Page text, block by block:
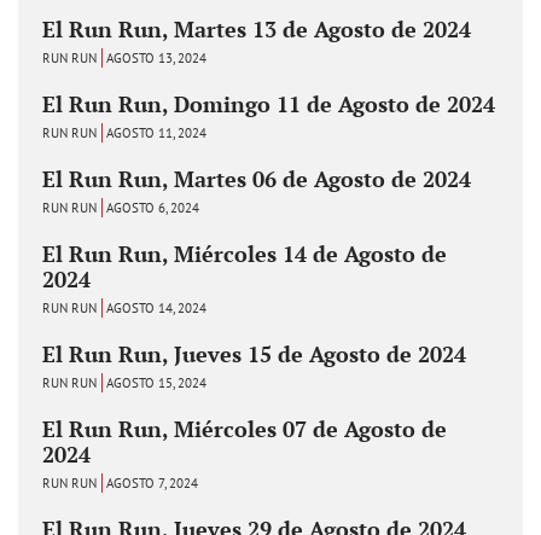
El Run Run, Martes 13 de Agosto de 2024
RUN RUN AGOSTO 13, 2024
El Run Run, Domingo 11 de Agosto de 2024
RUN RUN AGOSTO 11, 2024
El Run Run, Martes 06 de Agosto de 2024
RUN RUN AGOSTO 6, 2024
El Run Run, Miércoles 14 de Agosto de
2024
RUN RUN AGOSTO 14, 2024
El Run Run, Jueves 15 de Agosto de 2024
RUN RUN AGOSTO 15, 2024
El Run Run, Miércoles 07 de Agosto de
2024
RUN RUN AGOSTO 7, 2024
El Run Run, Jueves 29 de Agosto de 2024